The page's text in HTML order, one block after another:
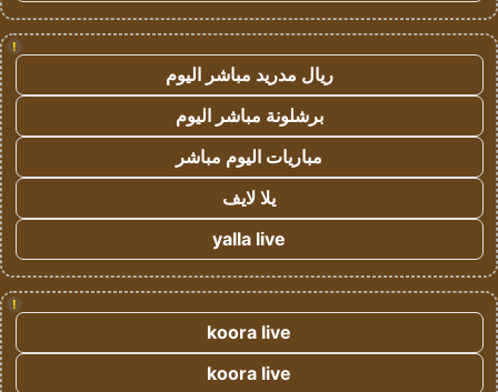
!
ريال مدريد مباشر اليوم
برشلونة مباشر اليوم
مباريات اليوم مباشر
يلا لايف
yalla live
!
koora live
koora live